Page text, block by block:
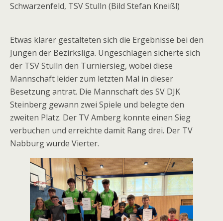
Schwarzenfeld, TSV Stulln (Bild Stefan Kneißl)
Etwas klarer gestalteten sich die Ergebnisse bei den
Jungen der Bezirksliga. Ungeschlagen sicherte sich
der TSV Stulln den Turniersieg, wobei diese
Mannschaft leider zum letzten Mal in dieser
Besetzung antrat. Die Mannschaft des SV DJK
Steinberg gewann zwei Spiele und belegte den
zweiten Platz. Der TV Amberg konnte einen Sieg
verbuchen und erreichte damit Rang drei. Der TV
Nabburg wurde Vierter.